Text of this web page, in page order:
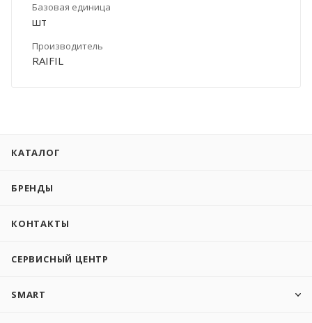
Базовая единица
шт
Производитель
RAIFIL
КАТАЛОГ
БРЕНДЫ
КОНТАКТЫ
СЕРВИСНЫЙ ЦЕНТР
SMART